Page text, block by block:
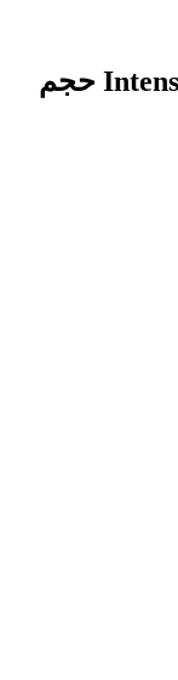
کرم ضد لک قوی لایسل مدل Intense حجم